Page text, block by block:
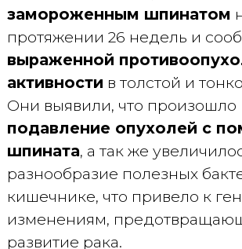
замороженным шпинатом
протяжении 26 недель и
выраженной
активности в толстой и
Они выявили, что произошло
подавление опухолей с
шпината, а так же
разнообразие полезных
кишечнике, что привело к
изменениям,
развитие рака.